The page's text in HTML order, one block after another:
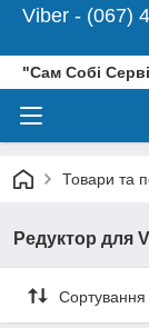
Viber - (067)
"Сам Собі
Товари та
Редуктор для
Сортування